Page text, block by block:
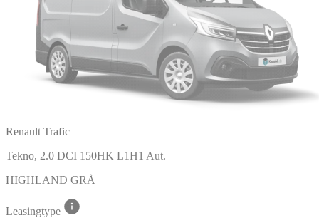
Renault Trafic
Tekno, 2.0 DCI 150HK L1H1 Aut.
HIGHLAND GRÅ
Leasingtype